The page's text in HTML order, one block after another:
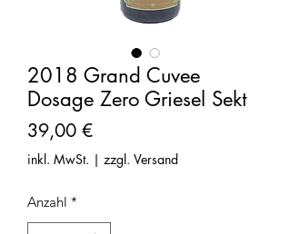
2018 Grand Cuvee
Dosage Zero Griesel Sekt
39,00 €Preis
inkl. MwSt. | zzgl. Versand
Anzahl *